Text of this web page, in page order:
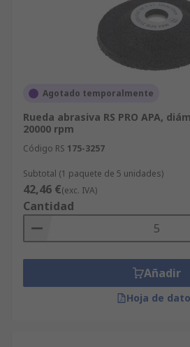
Agotado temporalmente
Rueda abrasiva RS PRO APA,
20000 rpm
Código RS 175-3257
Subtotal (1 paquete de 5 unidades)
42,46 €(exc. IVA)
Cantidad
Añadir
Hoja de